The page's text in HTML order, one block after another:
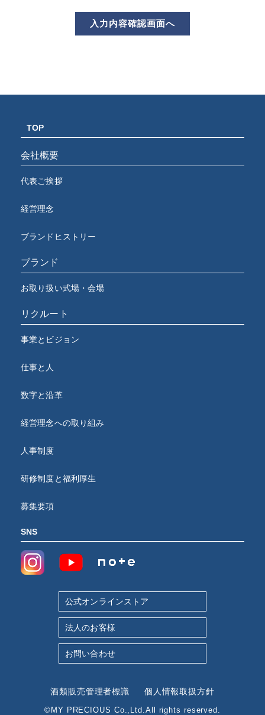
TOP
会社概要
代表ご挨拶
経営理念
ブランドヒストリー
ブランド
お取り扱い式場・会場
リクルート
事業とビジョン
仕事と人
数字と沿革
経営理念への取り組み
人事制度
研修制度と福利厚生
募集要項
SNS
公式オンラインストア
法人のお客様
お問い合わせ
酒類販売管理者標識 個人情報取扱方針
©MY PRECIOUS Co.,Ltd.All rights reserved.